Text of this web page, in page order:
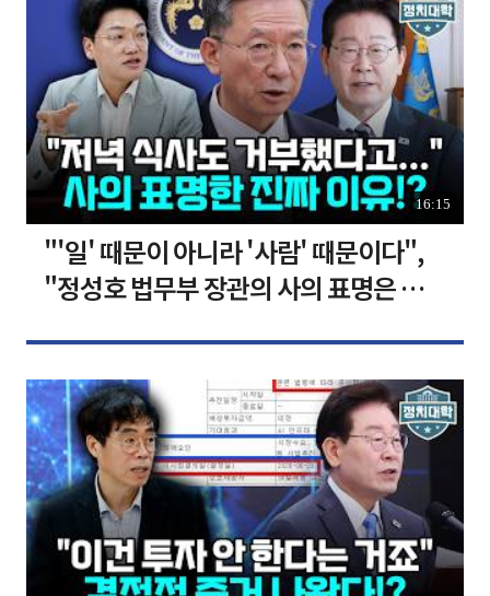
16:15
"'일' 때문이 아니라 '사람' 때문이다",
"정성호 법무부 장관의 사의 표명은 이재